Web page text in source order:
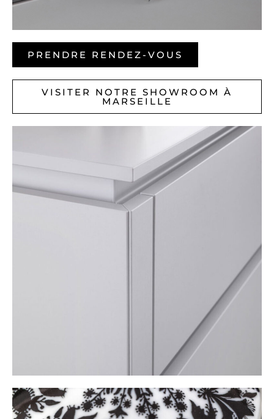
PRENDRE RENDEZ-VOUS
VISITER NOTRE SHOWROOM À
MARSEILLE